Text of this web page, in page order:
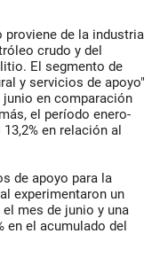
proviene de la industria
crudo y del
El segmento de
y servicios de apoyo"
junio en comparación
el período enero-
en relación al
de apoyo para la
experimentaron un
mes de junio y una
en el acumulado del